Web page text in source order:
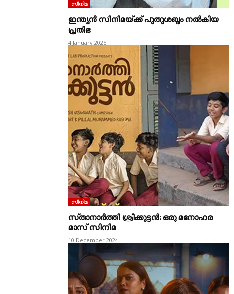
സിനിമ
ഇന്ത്യൻ സിനിമയ്‌ക്ക്‌ പുതുശബ്ദം നൽകിയ
പ്രതിഭ
4 January 2025
സിനിമ
സ്‌താനാർത്തി ശ്രീക്കു‌‌ട്ടൻ: ഒരു മനോഹര
മാസ്‌ സിനിമ
10 December 2024